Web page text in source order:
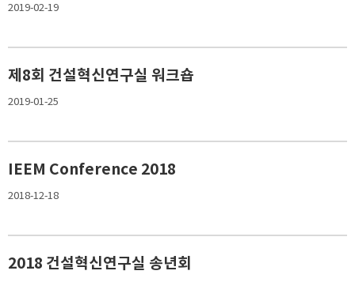
2019-02-19
제8회 건설혁신연구실 워크숍
2019-01-25
IEEM Conference 2018
2018-12-18
2018 건설혁신연구실 송년회